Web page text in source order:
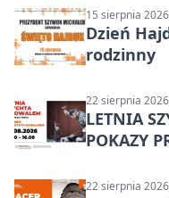
15 sierpnia
Dzień
rodzinny
22 sierpnia
LETNIA
POKAZY
22 sierpnia